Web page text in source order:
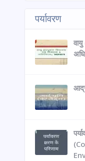
पर्यावरण